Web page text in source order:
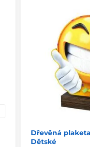
Dřevěná
Dětské